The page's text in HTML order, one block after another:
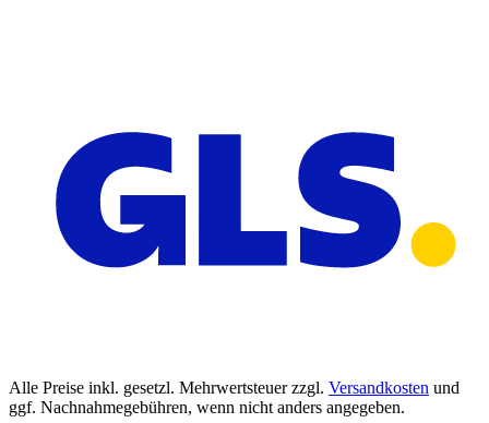
Alle Preise inkl. gesetzl. Mehrwertsteuer zzgl. Versandkosten und
ggf. Nachnahmegebühren, wenn nicht anders angegeben.